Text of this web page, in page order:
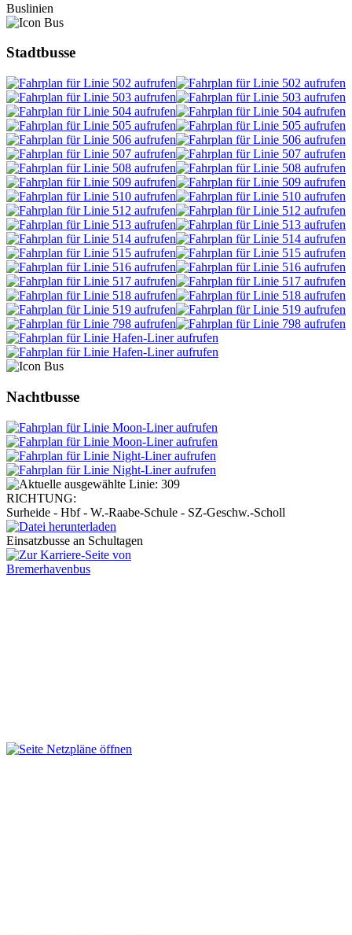
Buslinien
Stadtbusse
Nachtbusse
RICHTUNG:
Surheide - Hbf - W.-Raabe-Schule - SZ-Geschw.-Scholl
Einsatzbusse an Schultagen